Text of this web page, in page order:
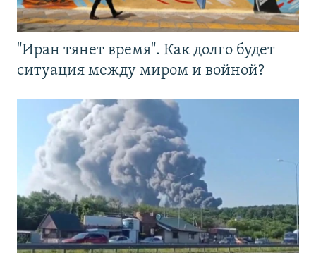
"Иран тянет время". Как долго будет
ситуация между миром и войной?